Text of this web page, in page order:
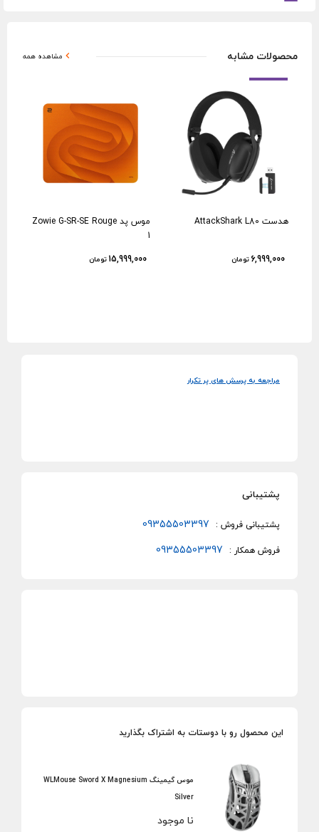
محصولات مشابه مشاهده همه
هدست AttackShark L80
6,999,000تومان
موس پد Zowie G-SR-SE Rouge
1
15,999,000تومان
مراجعه به پرسش های پر تکرار
پشتیبانی
پشتیبانی فروش : 09355503397
فروش همکار : 09355503397
این محصول رو با دوستات به اشتراک بگذارید
موس گیمینگ WLMouse Sword X Magnesium
Silver
نا موجود